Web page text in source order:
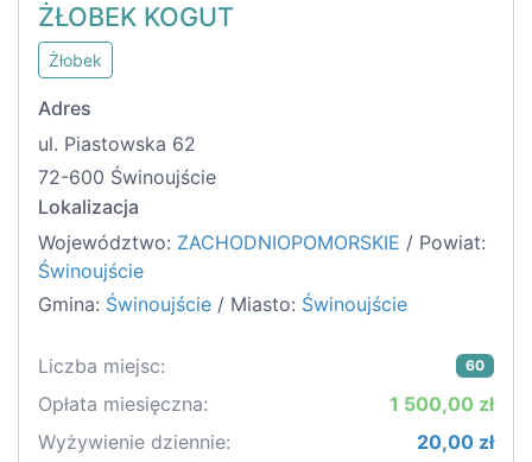
ŻŁOBEK KOGUT
Żłobek
Adres
ul. Piastowska 62
72-600 Świnoujście
Lokalizacja
Województwo: ZACHODNIOPOMORSKIE / Powiat:
Świnoujście
Gmina: Świnoujście / Miasto: Świnoujście
Liczba miejsc: 60
Opłata miesięczna:
1 500,00 zł
Wyżywienie dziennie:
20,00 zł